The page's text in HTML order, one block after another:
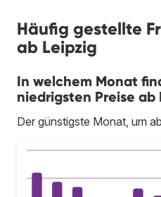
Häufig gestellte
ab Leipzig
In welchem Monat
niedrigsten Preise ab
Der günstigste Monat, um